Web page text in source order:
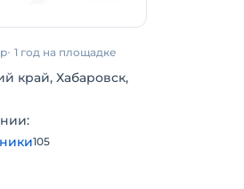
1 год на площадке
край, Хабаровск,
105